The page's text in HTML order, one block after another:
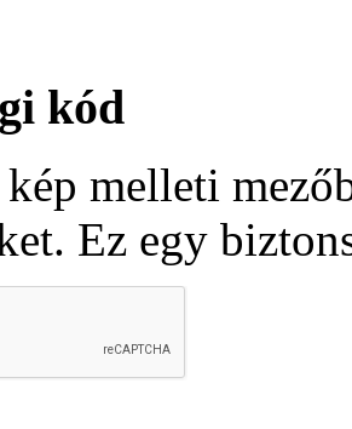
kód
melleti
Ez egy